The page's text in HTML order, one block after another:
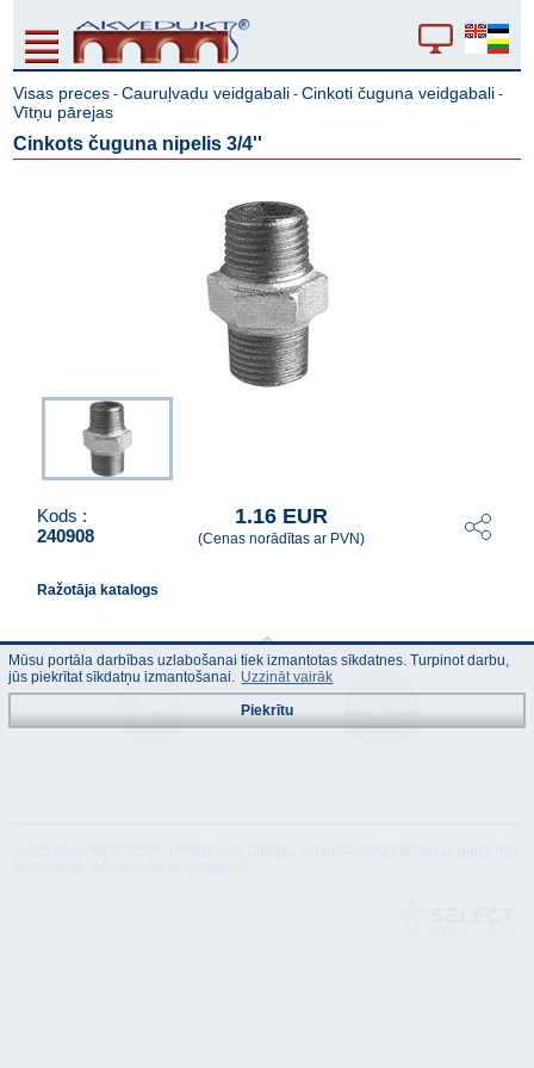
Visas preces -Cauruļvadu veidgabali -Cinkoti čuguna veidgabali -
Vītņu pārejas
Cinkots čuguna nipelis 3/4''
Kods :
240908
1.16 EUR
(Cenas norādītas ar PVN)
Ražotāja katalogs
Mūsu portāla darbības uzlabošanai tiek izmantotas sīkdatnes. Turpinot darbu,
jūs piekrītat sīkdatņu izmantošanai. Uzzināt vairāk
Piekrītu